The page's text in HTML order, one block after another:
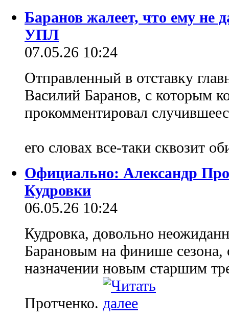
Баранов жалеет, что ему не
УПЛ
07.05.26 10:24
Отправленный в отставку
Василий Баранов, с которым
прокомментировал
его словах все-таки сквозит
Официально: Александр
Кудровки
06.05.26 10:24
Кудровка, довольно
Барановым на финише сезона,
назначении новым старшим
Протченко.